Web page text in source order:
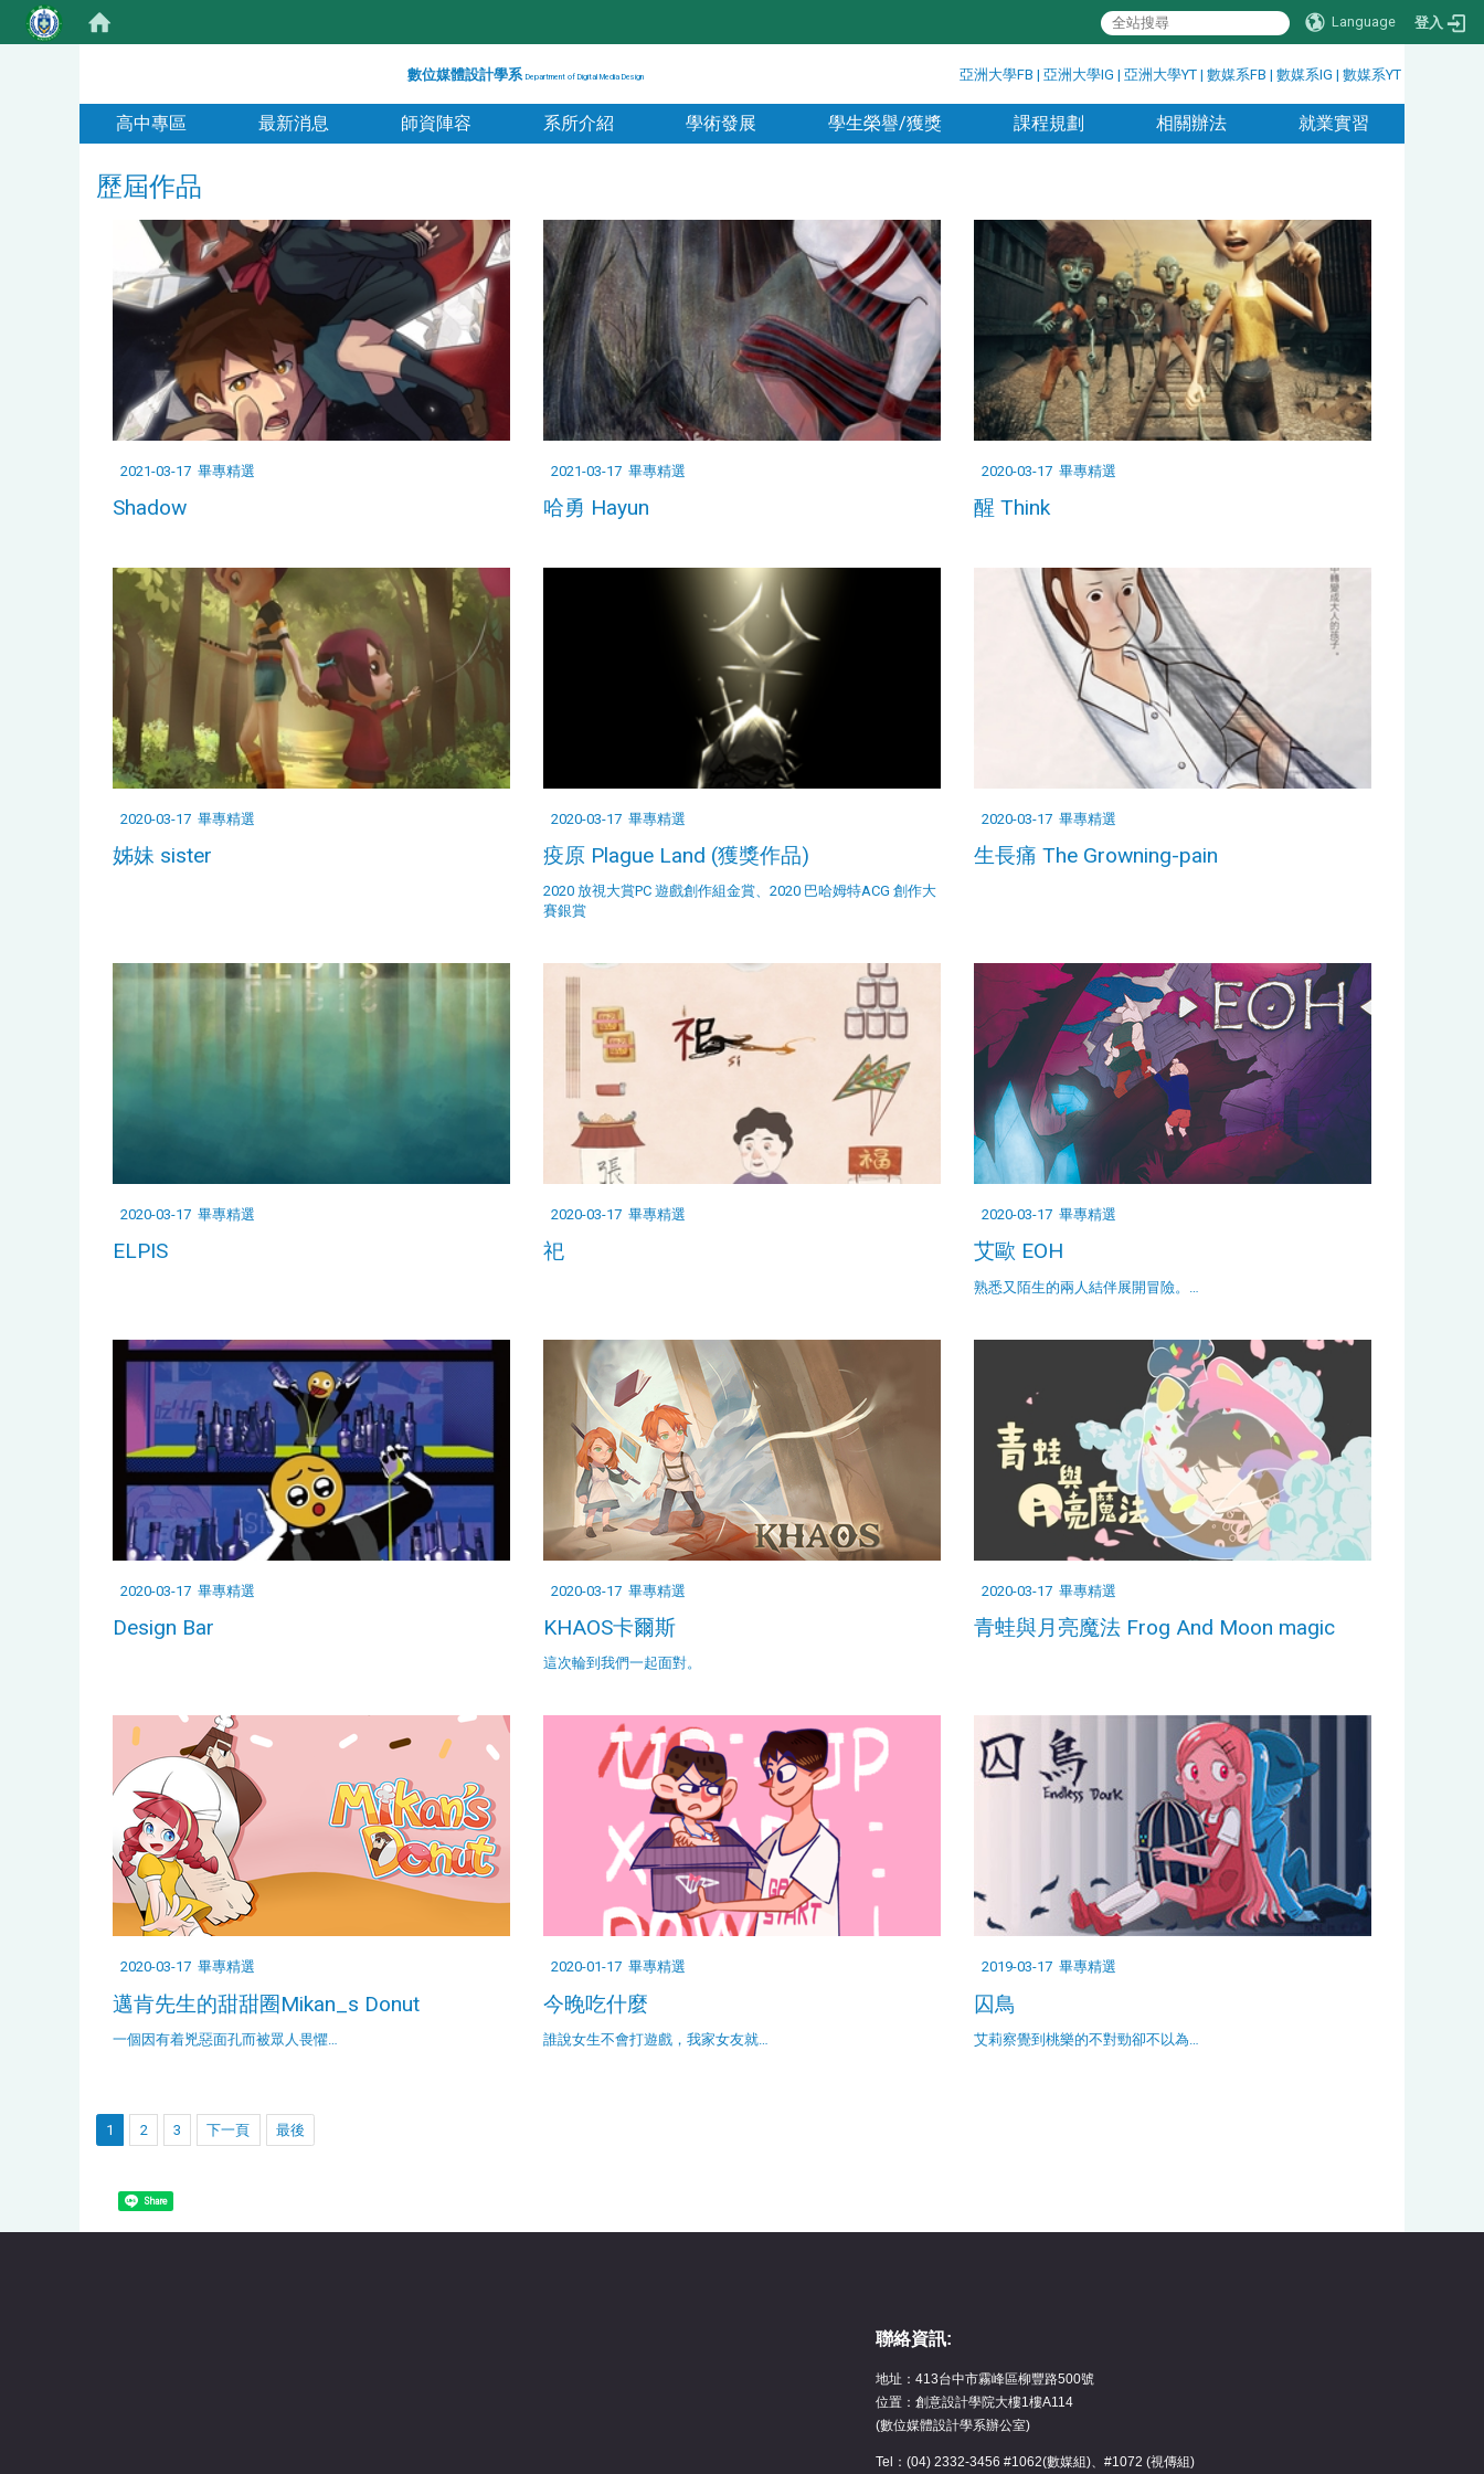
Language 登入
數位媒體設計學系 Department of Digital Media Design 亞洲大學FB | 亞洲大學IG | 亞洲大學YT | 數媒系FB | 數媒系IG | 數媒系YT
高中專區 最新消息 師資陣容 系所介紹 學術發展 學生榮譽/獲獎 課程規劃 相關辦法 就業實習
歷屆作品
2021-03-17 畢專精選
Shadow
2021-03-17 畢專精選
哈勇 Hayun
2020-03-17 畢專精選
醒 Think
2020-03-17 畢專精選
姊妹 sister
2020-03-17 畢專精選
疫原 Plague Land (獲獎作品)
2020 放視大賞PC 遊戲創作組金賞、2020 巴哈姆特ACG 創作大
賽銀賞
2020-03-17 畢專精選
生長痛 The Growning-pain
2020-03-17 畢專精選
ELPIS
2020-03-17 畢專精選
祀
2020-03-17 畢專精選
艾歐 EOH
熟悉又陌生的兩人結伴展開冒險。…
2020-03-17 畢專精選
Design Bar
2020-03-17 畢專精選
KHAOS卡爾斯
這次輪到我們一起面對。
2020-03-17 畢專精選
青蛙與月亮魔法 Frog And Moon magic
2020-03-17 畢專精選
邁肯先生的甜甜圈Mikan_s Donut
一個因有着兇惡面孔而被眾人畏懼…
2020-01-17 畢專精選
今晚吃什麼
誰說女生不會打遊戲，我家女友就…
2019-03-17 畢專精選
囚鳥
艾莉察覺到桃樂的不對勁卻不以為…
1 2 3 下一頁 最後
Share
聯絡資訊:
地址：413台中市霧峰區柳豐路500號
位置：創意設計學院大樓1樓A114
(數位媒體設計學系辦公室)
Tel：(04) 2332-3456 #1062(數媒組)、#1072 (視傳組)